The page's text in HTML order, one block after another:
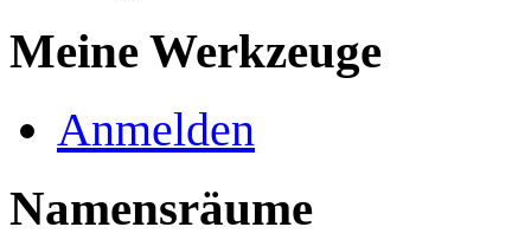
Meine Werkzeuge
Anmelden
Namensräume